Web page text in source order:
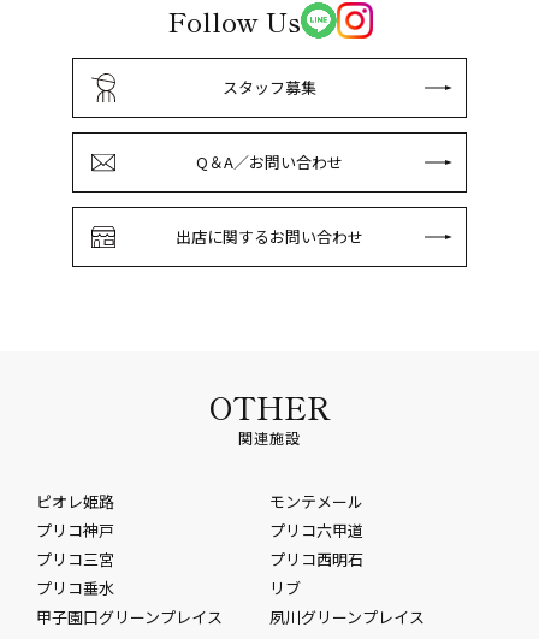
Follow Us
スタッフ募集
Q＆A／お問い合わせ
出店に関するお問い合わせ
OTHER
関連施設
ピオレ姫路
モンテメール
プリコ神戸
プリコ六甲道
プリコ三宮
プリコ西明石
プリコ垂水
リブ
甲子園口グリーンプレイス
夙川グリーンプレイス